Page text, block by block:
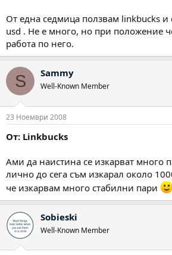
От една седмица ползвам linkbucks и
usd . Не е много, но при положение
работа по него.
S Sammy
Well-Known Member
23 Ноември 2008
От: Linkbucks
Ами да наистина се изкарват много
лично до сега съм изкарал около
че изкарвам много стабилни пари
Sobieski
Well-Known Member